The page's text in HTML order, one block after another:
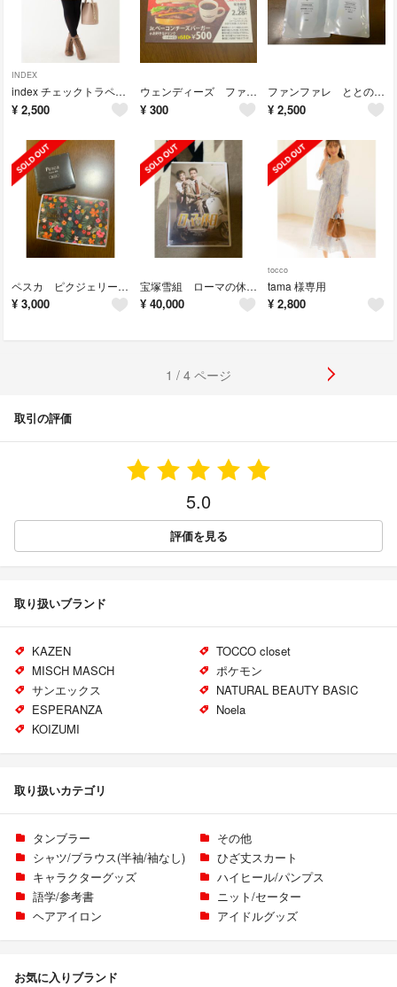
INDEX
index チェックトラペーズミニスカート
¥ 2,500
ウェンディーズ ファーストキッチン OTOKU定期券
¥ 300
ファンファレ ととのうみすと 150ml×2
¥ 2,500
ペスカ ピクジェリーセラムパウダリーBB-EX
¥ 3,000
宝塚雪組 ローマの休日 DVD
¥ 40,000
tocco
tama 様専用
¥ 2,800
1 / 4 ページ
取引の評価
5.0
評価を見る
取り扱いブランド
KAZEN
TOCCO closet
MISCH MASCH
ポケモン
サンエックス
NATURAL BEAUTY BASIC
ESPERANZA
Noela
KOIZUMI
取り扱いカテゴリ
タンブラー
その他
シャツ/ブラウス(半袖/袖なし)
ひざ丈スカート
キャラクターグッズ
ハイヒール/パンプス
語学/参考書
ニット/セーター
ヘアアイロン
アイドルグッズ
お気に入りブランド